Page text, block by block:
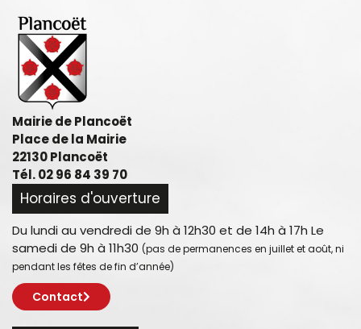
Mairie de Plancoët
Place de la Mairie
22130 Plancoët
Tél. 02 96 84 39 70
Horaires d'ouverture
Du lundi au vendredi de 9h à 12h30 et de 14h à 17h Le
samedi de 9h à 11h30 (pas de permanences en juillet et août, ni
pendant les fêtes de fin d’année)
Contact